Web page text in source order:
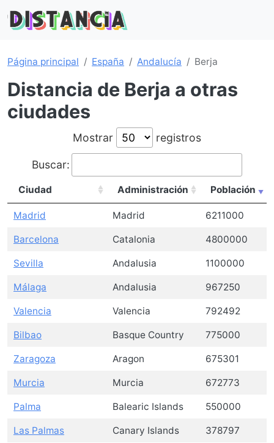
Página principal España Andalucía Berja
Distancia de Berja a otras
ciudades
Mostrar registros
Buscar:
Ciudad Administración Población
Madrid Madrid 6211000
Barcelona Catalonia 4800000
Sevilla Andalusia 1100000
Málaga Andalusia 967250
Valencia Valencia 792492
Bilbao Basque Country 775000
Zaragoza Aragon 675301
Murcia Murcia 672773
Palma Balearic Islands 550000
Las Palmas Canary Islands 378797